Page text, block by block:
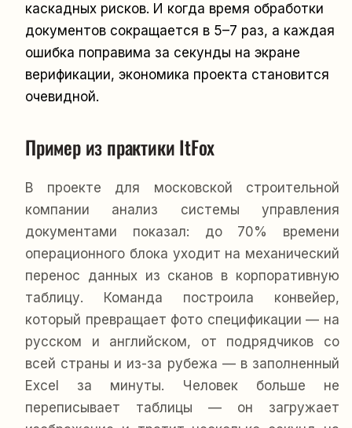
каскадных рисков. И когда время обработки
документов сокращается в 5–7 раз, а каждая
ошибка поправима за секунды на экране
верификации, экономика проекта становится
очевидной.
Пример из практики ItFox
В проекте для московской строительной
компании анализ системы управления
документами показал: до 70% времени
операционного блока уходит на механический
перенос данных из сканов в корпоративную
таблицу. Команда построила конвейер,
который превращает фото спецификации — на
русском и английском, от подрядчиков со
всей страны и из-за рубежа — в заполненный
Excel за минуты. Человек больше не
переписывает таблицы — он загружает